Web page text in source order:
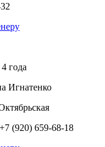
4 года
Игнатенко
(920) 659-68-18